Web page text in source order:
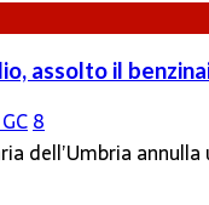
assolto il
8
dell’Umbria